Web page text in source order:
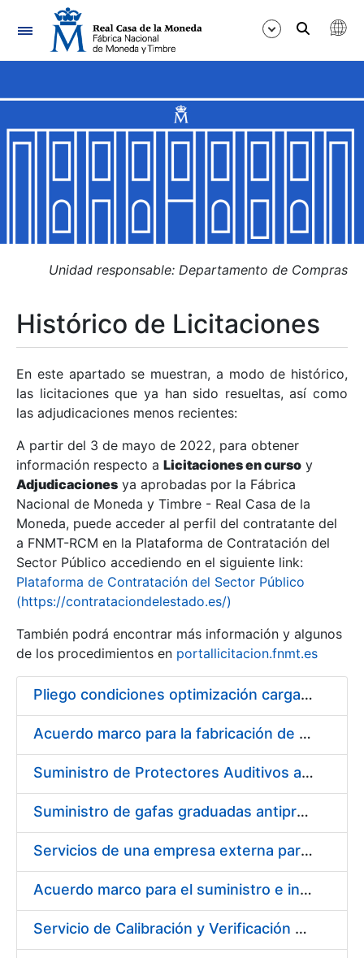
Navegación
Mostrar/Ocultar
Mostrar/Ocultar
Mostrar/Ocultar
Mostrar/Ocultar
Mostrar/Ocultar
Mostrar/Ocultar
Unidad responsable: Departamento de Compras
Histórico de Licitaciones
En este apartado se muestran, a modo de histórico,
las licitaciones que ya han sido resueltas, así como
las adjudicaciones menos recientes:
A partir del 3 de mayo de 2022, para obtener
información respecto a Licitaciones en curso y
Adjudicaciones ya aprobadas por la Fábrica
Nacional de Moneda y Timbre - Real Casa de la
Moneda, puede acceder al perfil del contratante del
a FNMT-RCM en la Plataforma de Contratación del
Sector Público accediendo en el siguiente link:
Plataforma de Contratación del Sector Público
(https://contrataciondelestado.es/)
También podrá encontrar más información y algunos
de los procedimientos en portallicitacion.fnmt.es
Pliego condiciones optimización cargas compras firmado
Acuerdo marco para la fabricación de piezas
Suministro de Protectores Auditivos a medida para las personas trabajadoras de los Centros de Trabajo de Madrid y Burgos
Suministro de gafas graduadas antiproyecciones para los trabajadores de la FNMT-RCM en los centros de trabajo de Madrid y Burgos
Servicios de una empresa externa para el asesoramiento y resolución de los recursos de alzada que se presentan relacionados con procesos de selección para la FNMT-RCM
Acuerdo marco para el suministro e instalación de persianas, estores y otros complementos
Servicio de Calibración y Verificación Externa de los Equipos de Medición del Servicio de Prevención de la FNMT-RCM